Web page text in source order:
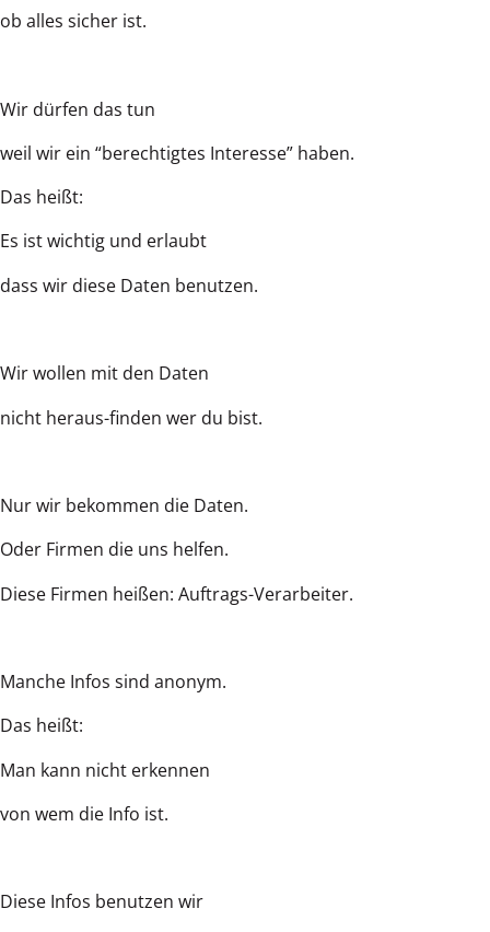
ob alles sicher ist.
Wir dürfen das tun
weil wir ein “berechtigtes Interesse” haben.
Das heißt:
Es ist wichtig und erlaubt
dass wir diese Daten benutzen.
Wir wollen mit den Daten
nicht heraus-finden wer du bist.
Nur wir bekommen die Daten.
Oder Firmen die uns helfen.
Diese Firmen heißen: Auftrags-Verarbeiter.
Manche Infos sind anonym.
Das heißt:
Man kann nicht erkennen
von wem die Info ist.
Diese Infos benutzen wir